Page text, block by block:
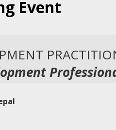
Event